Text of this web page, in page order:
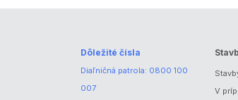
Dôležité čísla
Diaľničná patrola: 0800 100
007
V